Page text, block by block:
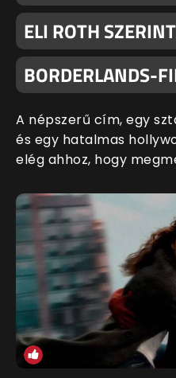
ELI ROTH
BORDERLANDS-
A népszerű cím, egy
és egy hatalmas
elég ahhoz, hogy